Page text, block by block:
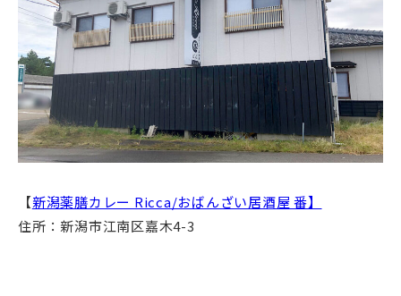
【新潟薬膳カレー Ricca/おばんざい居酒屋 番】
住所：新潟市江南区嘉木4-3